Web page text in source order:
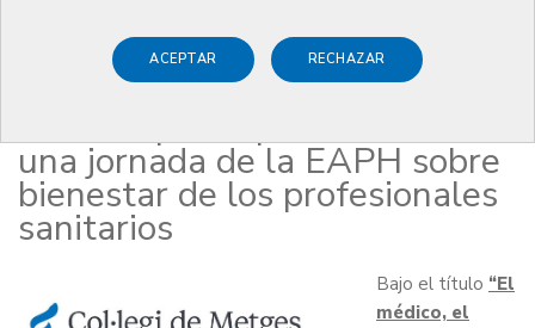
ACEPTAR RECHAZAR
4 JUNIO DE 2019
El CoMB y la Fundación
Galatea participan en Oslo en
una jornada de la EAPH sobre
bienestar de los profesionales
sanitarios
Bajo el título “El
médico, el